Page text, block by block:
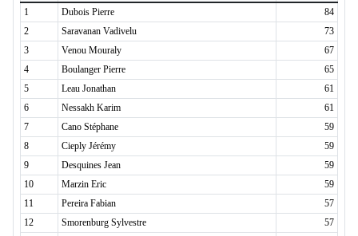
1
Dubois Pierre
84
2
Saravanan Vadivelu
73
3
Venou Mouraly
67
4
Boulanger Pierre
65
5
Leau Jonathan
61
6
Nessakh Karim
61
7
Cano Stéphane
59
8
Cieply Jérémy
59
9
Desquines Jean
59
10
Marzin Eric
59
11
Pereira Fabian
57
12
Smorenburg Sylvestre
57